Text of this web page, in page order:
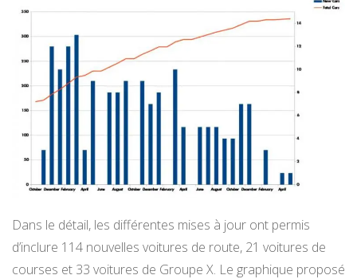
Dans le détail, les différentes mises à jour ont permis
d’inclure 114 nouvelles voitures de route, 21 voitures de
courses et 33 voitures de Groupe X. Le graphique proposé